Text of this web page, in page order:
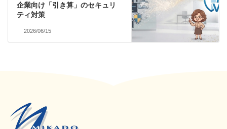
企業向け「引き算」のセキュリ
ティ対策
2026/06/15